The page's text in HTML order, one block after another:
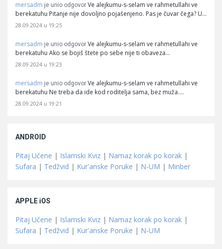
mersadm je unio odgovor Ve alejkumu-s-selam ve rahmetullahi ve
berekatuhu Pitanje nije dovoljno pojašenjeno. Pas je čuvar čega? U…
28.09.2024 u 19:25
mersadm je unio odgovor Ve alejkumu-s-selam ve rahmetullahi ve
berekatuhu Ako se bojiš štete po sebe nije ti obaveza…
28.09.2024 u 19:23
mersadm je unio odgovor Ve alejkumu-s-selam ve rahmetullahi ve
berekatuhu Ne treba da ide kod roditelja sama, bez muža.…
28.09.2024 u 19:21
ANDROID
Pitaj Učene | Islamski Kviz | Namaz korak po korak |
Sufara | Tedžvid | Kur'anske Poruke | N-UM | Minber
APPLE iOS
Pitaj Učene | Islamski Kviz | Namaz korak po korak |
Sufara | Tedžvid | Kur'anske Poruke | N-UM